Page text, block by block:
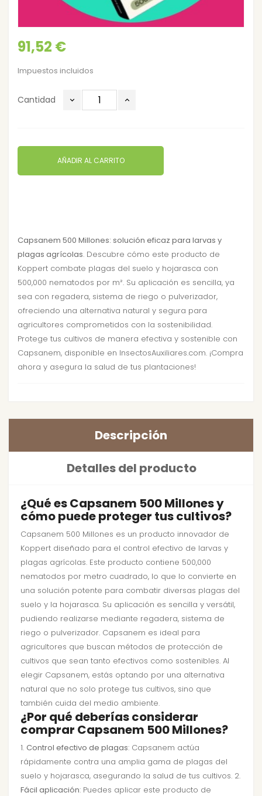
91,52 €
Impuestos incluidos
Cantidad
AÑADIR AL CARRITO
Capsanem 500 Millones: solución eficaz para larvas y
plagas agrícolas. Descubre cómo este producto de
Koppert combate plagas del suelo y hojarasca con
500,000 nematodos por m². Su aplicación es sencilla, ya
sea con regadera, sistema de riego o pulverizador,
ofreciendo una alternativa natural y segura para
agricultores comprometidos con la sostenibilidad.
Protege tus cultivos de manera efectiva y sostenible con
Capsanem, disponible en InsectosAuxiliares.com. ¡Compra
ahora y asegura la salud de tus plantaciones!
Descripción
Detalles del producto
¿Qué es Capsanem 500 Millones y
cómo puede proteger tus cultivos?
Capsanem 500 Millones es un producto innovador de
Koppert diseñado para el control efectivo de larvas y
plagas agrícolas. Este producto contiene 500,000
nematodos por metro cuadrado, lo que lo convierte en
una solución potente para combatir diversas plagas del
suelo y la hojarasca. Su aplicación es sencilla y versátil,
pudiendo realizarse mediante regadera, sistema de
riego o pulverizador. Capsanem es ideal para
agricultores que buscan métodos de protección de
cultivos que sean tanto efectivos como sostenibles. Al
elegir Capsanem, estás optando por una alternativa
natural que no solo protege tus cultivos, sino que
también cuida del medio ambiente.
¿Por qué deberías considerar
comprar Capsanem 500 Millones?
1. Control efectivo de plagas: Capsanem actúa
rápidamente contra una amplia gama de plagas del
suelo y hojarasca, asegurando la salud de tus cultivos. 2.
Fácil aplicación: Puedes aplicar este producto de